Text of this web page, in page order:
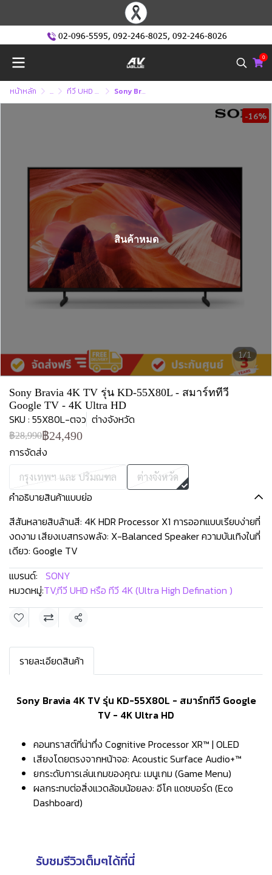
02-096-5595, 092-246-8025, 092-246-8026
0
หน้าหลัก ... ทีวี UHD หรือ ทีวี 4K (Ultra High Defination ) Sony Bravia 4K TV รุ่น KD-55X80L - สมาร์ททีวี Google TV - 4K Ultra HD
1/1
-16%
สินค้าหมด
Sony Bravia 4K TV รุ่น KD-55X80L - สมาร์ททีวี
Google TV - 4K Ultra HD
SKU : 55X80L-ตจว ต่างจังหวัด
฿28,990฿24,490
การจัดส่ง
กรุงเทพฯ และ ปริมณฑล ต่างจังหวัด
คำอธิบายสินค้าแบบย่อ
สีสันหลายสิบล้านสี: 4K HDR Processor X1 การออกแบบเรียบง่ายที่
งดงาม เสียงเบสทรงพลัง: X-Balanced Speaker ความบันเทิงในที่
เดียว: Google TV
แบรนด์: SONY
หมวดหมู่:TV,ทีวี UHD หรือ ทีวี 4K (Ultra High Defination )
แชร์
รายละเอียดสินค้า
Sony Bravia 4K TV รุ่น KD-55X80L - สมาร์ททีวี Google
TV - 4K Ultra HD
คอนทราสต์ที่น่าทึ่ง Cognitive Processor XR™ | OLED
เสียงโดยตรงจากหน้าจอ: Acoustic Surface Audio+™
ยกระดับการเล่นเกมของคุณ: เมนูเกม (Game Menu)
ผลกระทบต่อสิ่งแวดล้อมน้อยลง: อีโค แดชบอร์ด (Eco
Dashboard)
รับชมรีวิวเต็มๆได้ที่นี่